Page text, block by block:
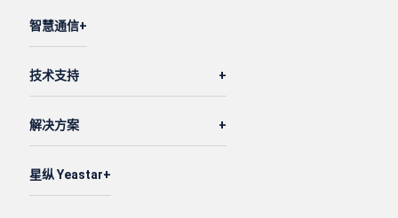
智慧通信
技术支持
解决方案
星纵 Yeastar